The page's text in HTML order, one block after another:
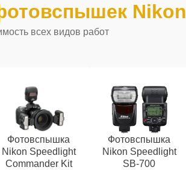
Nikon
всех видов работ
Фотовспышка
Nikon Speedlight
Commander Kit
Фотовспышка
Nikon Speedlight
SB-700